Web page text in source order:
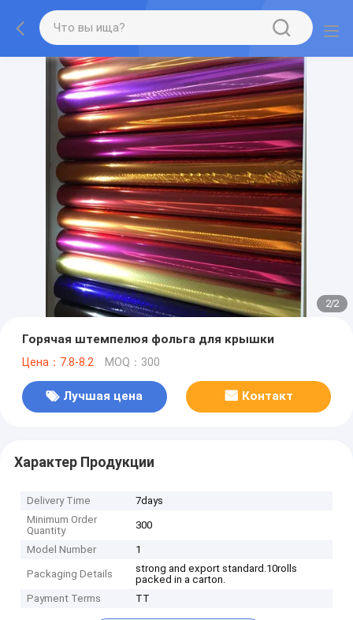
2/2
Горячая штемпелюя фольга для крышки
Цена：7.8-8.2 MOQ：300
Лучшая цена Контакт
Характер Продукции
Delivery Time
7days
Minimum Order
Quantity
300
Model Number 1
Packaging Details
strong and export standard.10rolls
packed in a carton.
Payment Terms
TT